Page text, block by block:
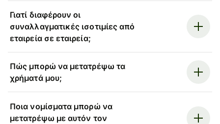
Γιατί διαφέρουν οι
συναλλαγματικές ισοτιμίες από
εταιρεία σε εταιρεία;
Πώς μπορώ να μετατρέψω τα
χρήματά μου;
Ποια νομίσματα μπορώ να
μετατρέψω με αυτόν τον